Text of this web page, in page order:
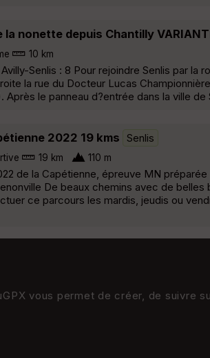
la nonette depuis Chantilly
10 km
Senlis : 8 Pour rejoindre Senlis par la
la rue du Docteur Lucas
Après le panneau d?entrée dans la ville
2022 19 kms Senlis
19 km 110 m
de la Capétienne, épreuve MN
De beaux chemins avec de
ce parcours les mardis, jeudis ou
vous permet de créer, de suivre